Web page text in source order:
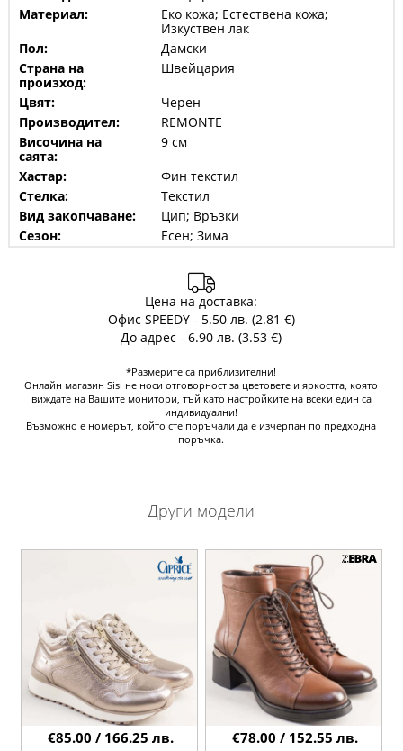
Материал:
Еко кожа; Естествена кожа;
Изкуствен лак
Пол:
Дамски
Страна на
произход:
Швейцария
Цвят:
Черен
Производител:
REMONTE
Височина на
саята:
9 см
Хастар:
Фин текстил
Стелка:
Текстил
Вид закопчаване:
Цип; Връзки
Сезон:
Есен; Зима
Цена на доставка:
Офис SPEEDY - 5.50 лв. (2.81 €)
До адрес - 6.90 лв. (3.53 €)
*Размерите са приблизителни!
Онлайн магазин Sisi не носи отговорност за цветовете и яркостта, която
виждате на Вашите монитори, тъй като настройките на всеки един са
индивидуални!
Възможно е номерът, който сте поръчали да е изчерпан по предходна
поръчка.
Други модели
€85.00 / 166.25 лв. €78.00 / 152.55 лв.